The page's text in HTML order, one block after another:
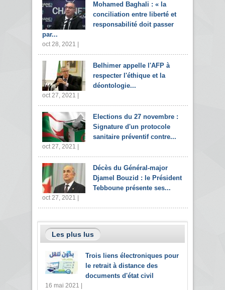
Mohamed Baghali : « la
conciliation entre liberté et
responsabilité doit passer
par...
oct 28, 2021 |
Belhimer appelle l'AFP à
respecter l'éthique et la
déontologie...
oct 27, 2021 |
Elections du 27 novembre :
Signature d'un protocole
sanitaire préventif contre...
oct 27, 2021 |
Décès du Général-major
Djamel Bouzid : le Président
Tebboune présente ses...
oct 27, 2021 |
Les plus lus
Trois liens électroniques pour
le retrait à distance des
documents d'état civil
16 mai 2021 |